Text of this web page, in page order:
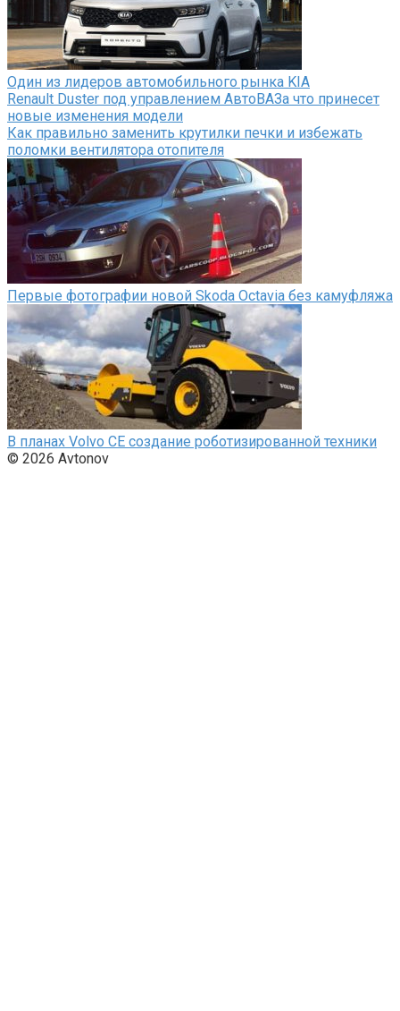
Один из лидеров автомобильного рынка KIA
Renault Duster под управлением АвтоВАЗа что принесет
новые изменения модели
Как правильно заменить крутилки печки и избежать
поломки вентилятора отопителя
Первые фотографии новой Skoda Octavia без камуфляжа
В планах Volvo CE создание роботизированной техники
© 2026 Avtonov